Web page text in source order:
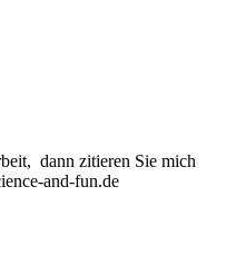
dann zitieren Sie mich
and-fun.de